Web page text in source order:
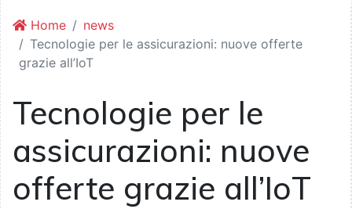
Home
news
Tecnologie per le assicurazioni: nuove offerte
grazie all’IoT
Tecnologie per le
assicurazioni: nuove
offerte grazie all’IoT